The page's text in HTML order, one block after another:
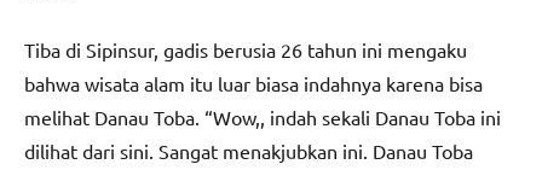
Tiba di Sipinsur, gadis berusia 26 tahun ini mengaku
bahwa wisata alam itu luar biasa indahnya karena bisa
melihat Danau Toba. “Wow,, indah sekali Danau Toba ini
dilihat dari sini. Sangat menakjubkan ini. Danau Toba